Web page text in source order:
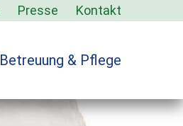
Presse Kontakt
Betreuung & Pflege